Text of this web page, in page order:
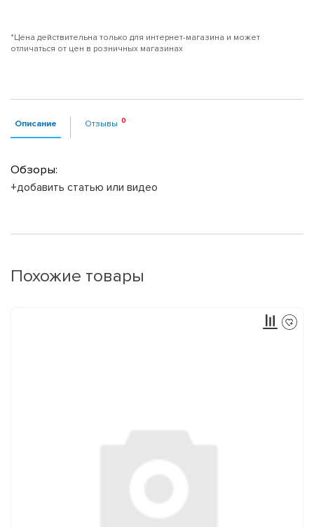
*Цена действительна только для интернет-магазина и может
отличаться от цен в розничных магазинах
Описание Отзывы
Обзоры:
+добавить статью или видео
Похожие товары